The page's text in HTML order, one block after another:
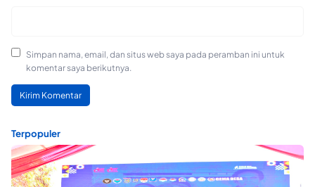
Simpan nama, email, dan situs web saya pada peramban ini untuk
komentar saya berikutnya.
Terpopuler